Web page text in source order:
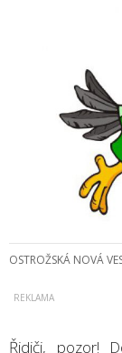
OSTROŽSKÁ NOVÁ
Řidiči, pozor!